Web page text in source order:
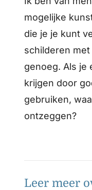
mogelijke
die je je kunt
schilderen
genoeg. Als je
krijgen door
gebruiken,
ontzeggen?
Leer meer